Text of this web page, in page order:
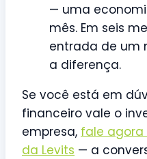
— uma
mês. Em seis
entrada de um
a diferença.
Se você está em
financeiro vale o
empresa, fale
da Levits — a